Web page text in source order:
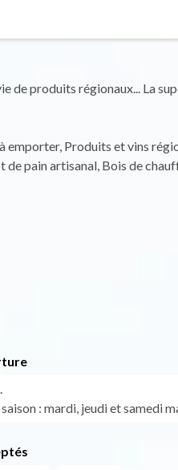
de produits régionaux... La
emporter, Produits et vins
pain artisanal, Bois de
: mardi, jeudi et samedi